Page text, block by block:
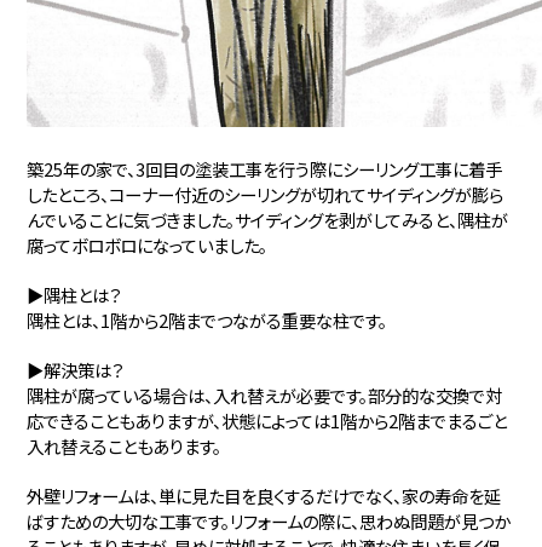
築25年の家で、3回目の塗装工事を行う際にシーリング工事に着手
したところ、コーナー付近のシーリングが切れてサイディングが膨ら
んでいることに気づきました。サイディングを剥がしてみると、隅柱が
腐ってボロボロになっていました。
▶隅柱とは？
隅柱とは、1階から2階までつながる重要な柱です。
▶解決策は？
隅柱が腐っている場合は、入れ替えが必要です。部分的な交換で対
応できることもありますが、状態によっては1階から2階までまるごと
入れ替えることもあります。
外壁リフォームは、単に見た目を良くするだけでなく、家の寿命を延
ばすための大切な工事です。リフォームの際に、思わぬ問題が見つか